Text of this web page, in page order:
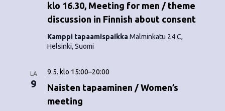
klo 16.30, Meeting for men / theme
discussion in Finnish about consent
Kamppi tapaamispaikkaMalminkatu 24 C,
Helsinki, Suomi
LA
9
Naisten tapaaminen / Women’s
meeting
9.5. klo 15:00–20:00